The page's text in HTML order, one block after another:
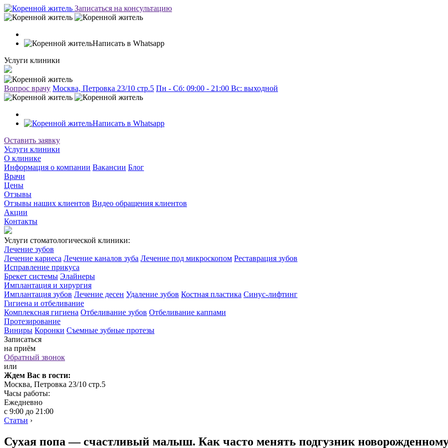
Записаться на консультацию
Написать в Whatsapp
Услуги клиники
Вопрос врачу Москва, Петровка 23/10 стр.5 Пн - Сб: 09:00 - 21:00 Вc: выходной
Написать в Whatsapp
Оставить заявку
Услуги клиники
О клинике
Информация о компании Вакансии Блог
Врачи
Цены
Отзывы
Отзывы наших клиентов Видео обращения клиентов
Акции
Контакты
Услуги стоматологической клиники:
Лечение зубов
Лечение кариеса Лечение каналов зуба Лечение под микроскопом Реставрация зубов
Исправление прикуса
Брекет системы Элайнеры
Имплантация и хирургия
Имплантация зубов Лечение десен Удаление зубов Костная пластика Синус-лифтинг
Гигиена и отбеливание
Комплексная гигиена Отбеливание зубов Отбеливание каппами
Протезирование
Виниры Коронки Съемные зубные протезы
Записаться
на приём
Обратный звонок
или
Ждем Вас в гости:
Москва, Петровка 23/10 стр.5
Часы работы:
Ежедневно
с 9:00 до 21:00
Статьи ›
Сухая попа — счастливый малыш. Как часто менять подгузник